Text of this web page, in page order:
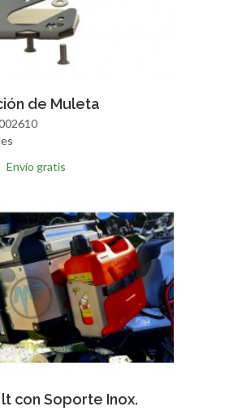
Vista Rapida
de Muleta
Envío gratis
Vista Rapida
con Soporte Inox.